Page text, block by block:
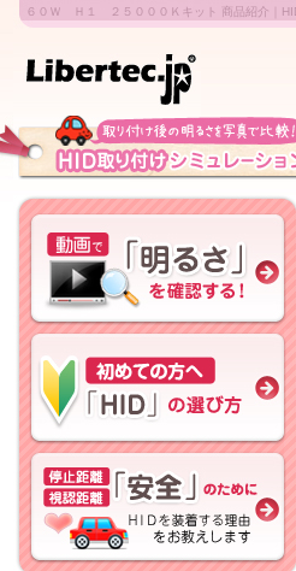
６０Ｗ Ｈ１ ２５０００Ｋキット 商品紹介｜